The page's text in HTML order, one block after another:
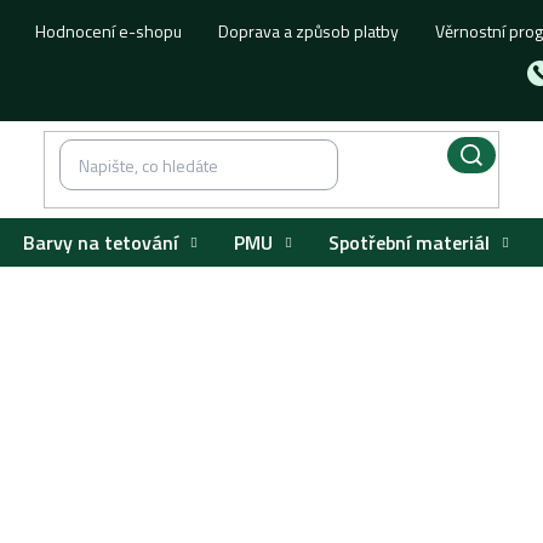
Hodnocení e-shopu Doprava a způsob platby Věrnostní
Barvy na tetování PMU Spotřební materiál